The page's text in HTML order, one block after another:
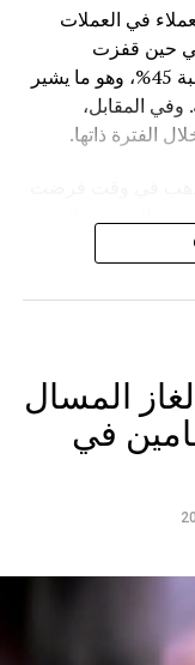
في العملات
شهد نموا بنسبة 8%، في حين قفزت
مشتريات العملات الفضية الاستثمارية بنسبة 45%، وهو ما يشير
وفي المقابل،
سبائك الذهب التي
ودوموديدوفو
بشرط حصولهم
على المعادن
المسال
في